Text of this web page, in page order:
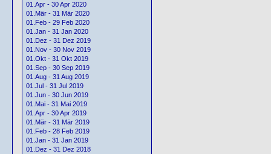
01.Apr - 30 Apr 2020
01.Mär - 31 Mär 2020
01.Feb - 29 Feb 2020
01.Jan - 31 Jan 2020
01.Dez - 31 Dez 2019
01.Nov - 30 Nov 2019
01.Okt - 31 Okt 2019
01.Sep - 30 Sep 2019
01.Aug - 31 Aug 2019
01.Jul - 31 Jul 2019
01.Jun - 30 Jun 2019
01.Mai - 31 Mai 2019
01.Apr - 30 Apr 2019
01.Mär - 31 Mär 2019
01.Feb - 28 Feb 2019
01.Jan - 31 Jan 2019
01.Dez - 31 Dez 2018